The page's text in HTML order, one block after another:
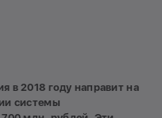
в 2018 году направит на
системы